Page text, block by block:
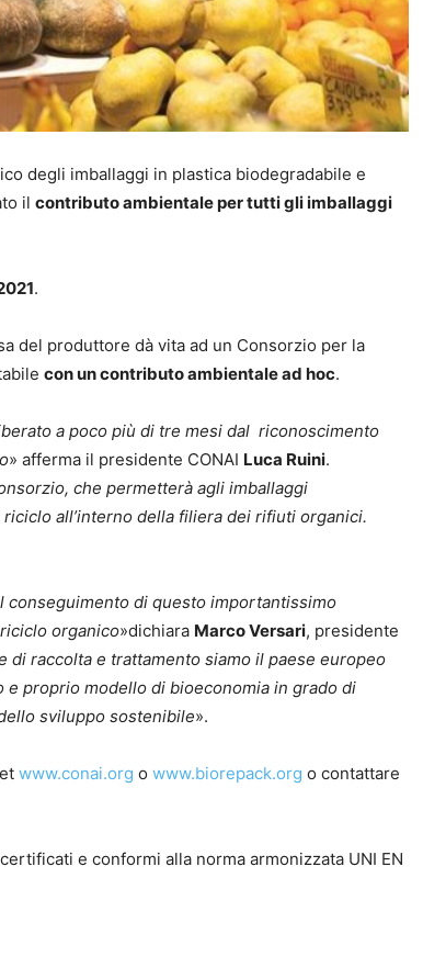
degli imballaggi in plastica biodegradabile e
il contributo ambientale per tutti gli imballaggi
.
del produttore dà vita ad un Consorzio per la
con un contributo ambientale ad hoc.
a poco più di tre mesi dal riconoscimento
» afferma il presidente CONAI Luca Ruini.
che permetterà agli imballaggi
all’interno della filiera dei rifiuti organici.
conseguimento di questo importantissimo
organico»dichiara Marco Versari, presidente
di raccolta e trattamento siamo il paese europeo
proprio modello di bioeconomia in grado di
sviluppo sostenibile».
www.conai.org o www.biorepack.org o contattare
e conformi alla norma armonizzata UNI EN